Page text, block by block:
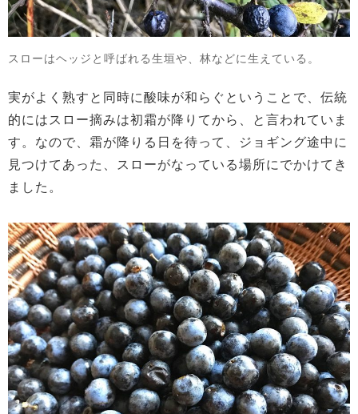
スローはヘッジと呼ばれる生垣や、林などに生えている。
実がよく熟すと同時に酸味が和らぐということで、伝統
的にはスロー摘みは初霜が降りてから、と言われていま
す。なので、霜が降りる日を待って、ジョギング途中に
見つけてあった、スローがなっている場所にでかけてき
ました。